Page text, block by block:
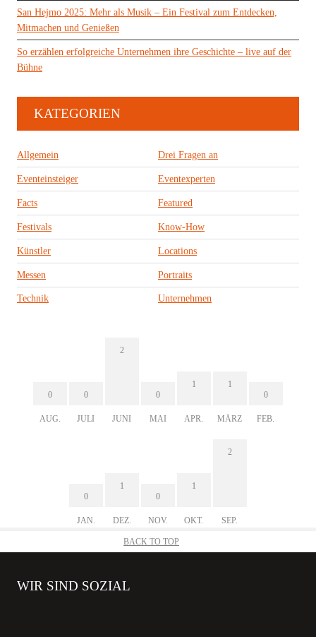
San Hejmo 2025: Mehr als Musik – Ein Festival zum Entdecken,
Mitmachen und Genießen
So erzählen erfolgreiche Unternehmen ihre Geschichte – live auf der
Bühne
KATEGORIEN
Allgemein Drei Fragen an
Eventeinsteiger Eventexperten
Facts Featured
Festivals Know-How
Künstler Locations
Messen Portraits
Technik Unternehmen
0
AUG.
0
JULI
2
JUNI
0
MAI
1
APR.
1
MÄRZ
0
FEB.
0
JAN.
1
DEZ.
0
NOV.
1
OKT.
2
SEP.
BACK TO TOP
WIR SIND SOZIAL